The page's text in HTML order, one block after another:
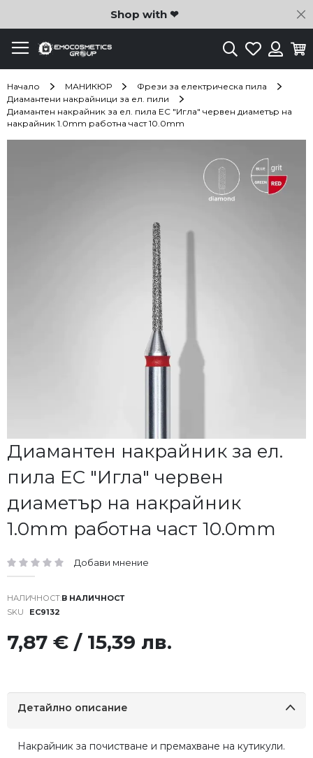
Shop with ❤
ТърсенеЛюбими
Начало МАНИКЮР
Фрези за електрическа пила
Диамантени накрайници за ел. пили
Диамантен накрайник за ел. пила EC "Игла" червен диаметър на
накрайник 1.0mm работна част 10.0mm
Диамантен накрайник за ел.
пила EC "Игла" червен
диаметър на накрайник
1.0mm работна част 10.0mm
рейтинг: Добави мнение
В НАЛИЧНОСТ
SKU
EC9132
7,87 € / 15,39 лв.
Преминете
към
началото
на
галерия
със
снимки
Детайлно описание
Накрайник за почистване и премахване на кутикули.